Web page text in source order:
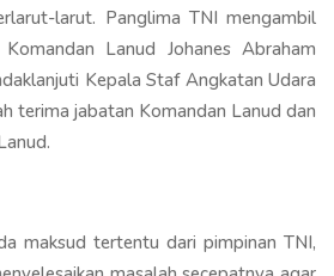
larut. Panglima TNI mengambil
Lanud Johanes Abraham
Kepala Staf Angkatan Udara
terima jabatan Komandan Lanud dan
maksud tertentu dari pimpinan TNI,